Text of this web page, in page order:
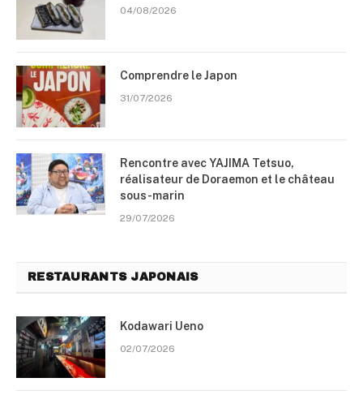
04/08/2026
Comprendre le Japon
31/07/2026
Rencontre avec YAJIMA Tetsuo,
réalisateur de Doraemon et le château
sous-marin
29/07/2026
RESTAURANTS JAPONAIS
Kodawari Ueno
02/07/2026